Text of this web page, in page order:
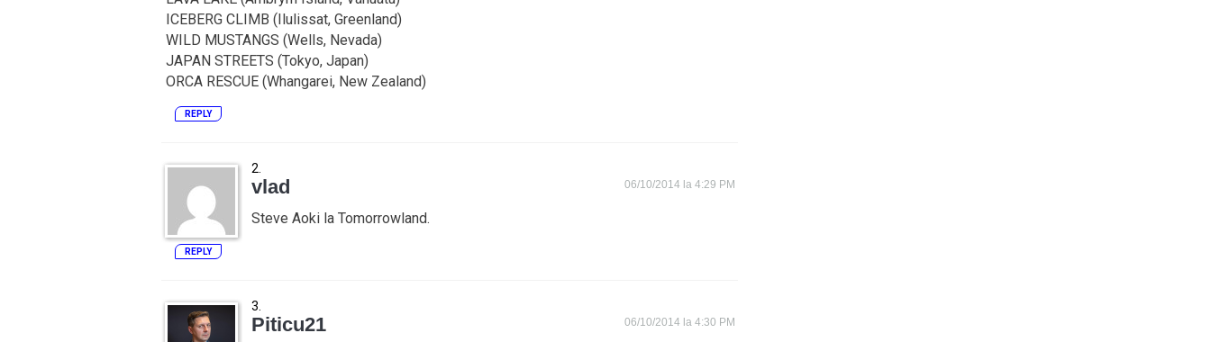
ICEBERG CLIMB (Ilulissat, Greenland)
WILD MUSTANGS (Wells, Nevada)
JAPAN STREETS (Tokyo, Japan)
ORCA RESCUE (Whangarei, New Zealand)
REPLY
vlad 06/10/2014 la 4:29 PM
Steve Aoki la Tomorrowland.
REPLY
Piticu21 06/10/2014 la 4:30 PM